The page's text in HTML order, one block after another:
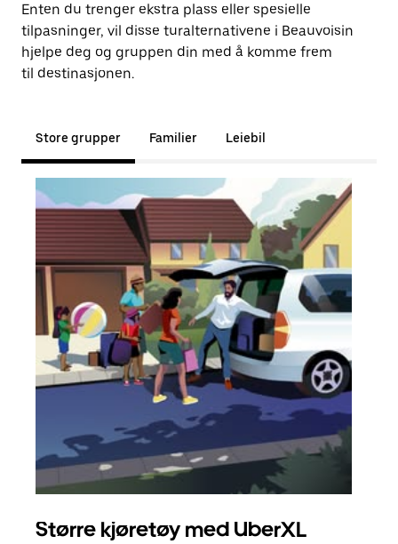
Enten du trenger ekstra plass eller spesielle
tilpasninger, vil disse turalternativene i Beauvoisin
hjelpe deg og gruppen din med å komme frem
til destinasjonen.
Store grupper Familier Leiebil
Større kjøretøy med UberXL